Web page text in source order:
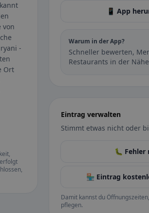
von
-
Ort
📱 App
Warum in der App?
Schneller bewerten,
Restaurants in der
Eintrag verwalten
Stimmt etwas nicht oder
🐛 Fehler
🏪 Eintrag
Damit kannst du
pflegen.